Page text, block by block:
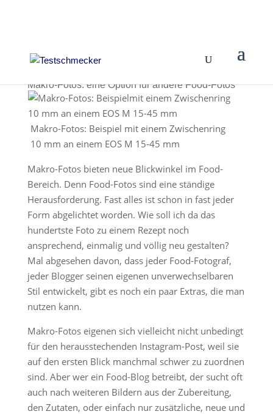
Makro-Fotos: eine Option für andere Food-Fotos
Makro-Fotos: Beispiel mit einem Zwischenring
10 mm an einem EOS M 15-45 mm
Makro-Fotos bieten neue Blickwinkel im Food-
Bereich. Denn Food-Fotos sind eine ständige
Herausforderung. Fast alles ist schon in fast jeder
Form abgelichtet worden. Wie soll ich da das
hundertste Foto zu einem Rezept noch
ansprechend, einmalig und völlig neu gestalten?
Mal abgesehen davon, dass jeder Food-Fotograf,
jeder Blogger seinen eigenen unverwechselbaren
Stil entwickelt, gibt es noch ein paar Extras, die man
nutzen kann.
Makro-Fotos eigenen sich vielleicht nicht unbedingt
für den herausstechenden Instagram-Post, weil sie
auf den ersten Blick manchmal schwer zu zuordnen
sind. Aber wer ein Food-Blog betreibt, der sucht oft
auch nach weiteren Bildern aus der Zubereitung,
den Zutaten, oder einfach nur zusätzliche, neue und